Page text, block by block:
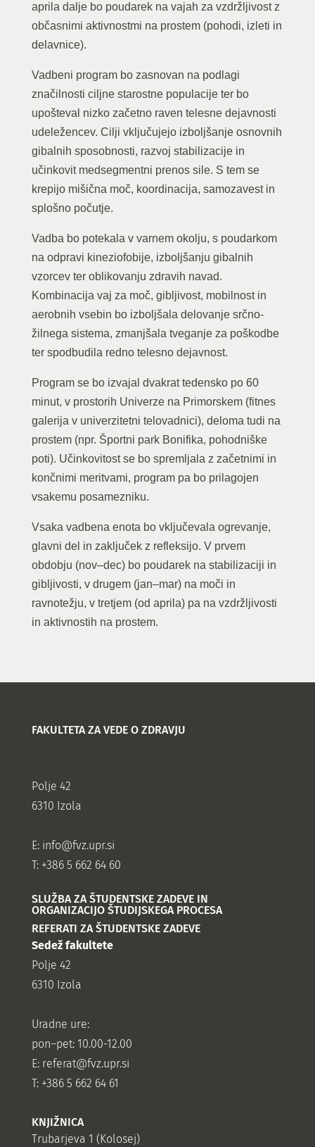
aprila dalje bo poudarek na vajah za vzdržljivost z
občasnimi aktivnostmi na prostem (pohodi, izleti in
delavnice).
Vadbeni program bo zasnovan na podlagi
značilnosti ciljne starostne populacije ter bo
upošteval nizko začetno raven telesne dejavnosti
udeležencev. Cilji vključujejo izboljšanje osnovnih
gibalnih sposobnosti, razvoj stabilizacije in
učinkovit medsegmentni prenos sile. S tem se
krepijo mišična moč, koordinacija, samozavest in
splošno počutje.
Vadba bo potekala v varnem okolju, s poudarkom
na odpravi kineziofobije, izboljšanju gibalnih
vzorcev ter oblikovanju zdravih navad.
Kombinacija vaj za moč, gibljivost, mobilnost in
aerobnih vsebin bo izboljšala delovanje srčno-
žilnega sistema, zmanjšala tveganje za poškodbe
ter spodbudila redno telesno dejavnost.
Program se bo izvajal dvakrat tedensko po 60
minut, v prostorih Univerze na Primorskem (fitnes
galerija v univerzitetni telovadnici), deloma tudi na
prostem (npr. Športni park Bonifika, pohodniške
poti). Učinkovitost se bo spremljala z začetnimi in
končnimi meritvami, program pa bo prilagojen
vsakemu posamezniku.
Vsaka vadbena enota bo vključevala ogrevanje,
glavni del in zaključek z refleksijo. V prvem
obdobju (nov–dec) bo poudarek na stabilizaciji in
gibljivosti, v drugem (jan–mar) na moči in
ravnotežju, v tretjem (od aprila) pa na vzdržljivosti
in aktivnostih na prostem.
FAKULTETA ZA VEDE O ZDRAVJU
Polje 42
6310 Izola
E: info@fvz.upr.si
T: +386 5 662 64 60
SLUŽBA ZA ŠTUDENTSKE ZADEVE IN
ORGANIZACIJO ŠTUDIJSKEGA PROCESA
REFERATI ZA ŠTUDENTSKE ZADEVE
Sedež fakultete
Polje 42
6310 Izola
Uradne ure:
pon–pet: 10.00-12.00
E: referat@fvz.upr.si
T: +386 5 662 64 61
KNJIŽNICA
Trubarjeva 1 (Kolosej)